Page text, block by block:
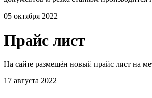
05 октября 2022
Прайс лист
На сайте размещён новый прайс лист на
17 августа 2022